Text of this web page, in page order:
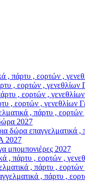
, εορτών ,
, εορτών , γενεθλίων
, εορτών , γενεθλίων
, εορτών , γενεθλίων
, πάρτυ , εορτών ,
2027
επαγγελματικά ,
2027
2027
, εορτών ,
, πάρτυ , εορτών ,
, πάρτυ ,